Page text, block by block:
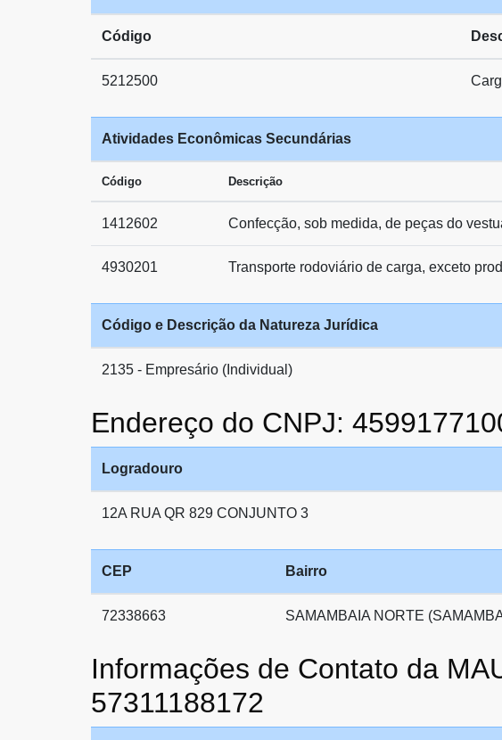
Código
5212500
Atividades Econômicas Secundárias
Código Descrição
1412602 Confecção, sob medida, de peças do
4930201 Transporte rodoviário de carga, exceto
Código e Descrição da Natureza Jurídica
2135 - Empresário (Individual)
Endereço do CNPJ:
Logradouro
12A RUA QR 829 CONJUNTO 3
CEP Bairro
72338663 SAMAMBAIA NORTE
Informações de Contato da
57311188172